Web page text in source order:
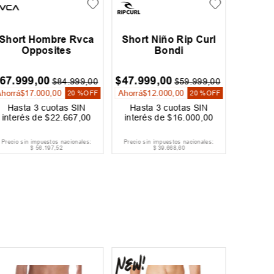
Hombre Rvca
Opposites
.999,00 $84.999,00
$17.000,00 20 %OFF
Hasta3 cuotas SIN
interés de$22 .667 ,00
Precio sin impuestos nacionales:
$ 56.197,52
Short Niño Rip Curl
Bondi
$47.999,00 $59.999,00
Ahorrá$12.000,00 20 %OFF
Hasta3 cuotas SIN
interés de$16 .000 ,00
Precio sin impuestos nacionales:
$ 39.668,60